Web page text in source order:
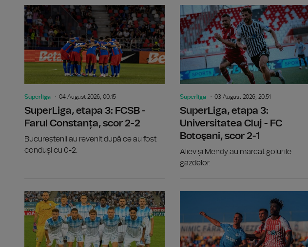
Superliga 04 August 2026, 00:15
SuperLiga, etapa 3: FCSB -
Farul Constanța, scor 2-2
Bucureștenii au revenit după ce au fost
conduși cu 0-2.
Superliga 03 August 2026, 20:51
SuperLiga, etapa 3:
Universitatea Cluj - FC
Botoşani, scor 2-1
Aliev și Mendy au marcat golurile
gazdelor.